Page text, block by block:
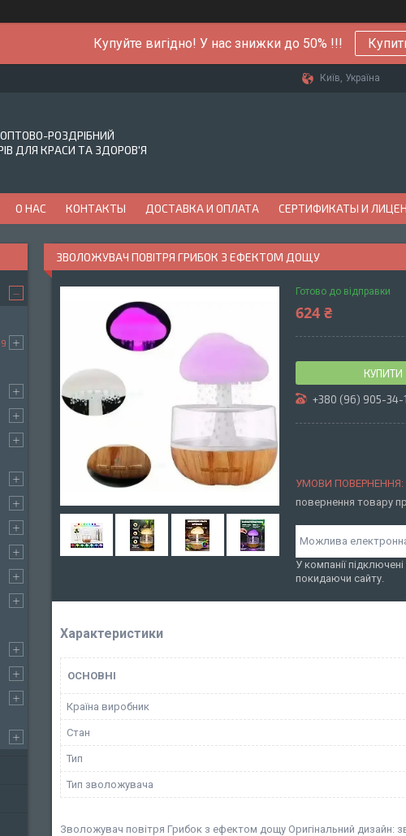
Купуйте вигідно! У нас знижки до 50% !!!
Київ, Україна
ОПТОВО-РОЗДРІБНИЙ
ДЛЯ КРАСИ ТА ЗДОРОВ'Я
О НАС КОНТАКТЫ ДОСТАВКА И ОПЛАТА СЕРТИФИКАТЫ И
ЗВОЛОЖУВАЧ ПОВІТРЯ ГРИБОК З ЕФЕКТОМ ДОЩУ
Готово до відправки
624 ₴
КУПИТИ
+380 (96) 905-34-
повернення товару
У компанії
покидаючи сайту.
Характеристики
ОСНОВНІ
Країна виробник
Стан
Тип
Тип зволожувача
Зволожувач повітря Грибок з ефектом дощу Оригінальний дизайн: